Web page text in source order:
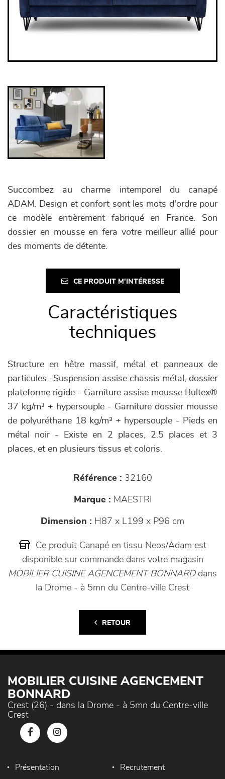
Succombez au charme intemporel du canapé
ADAM. Design et confort sont les mots d'ordre pour
ce modèle entièrement fabriqué en France. Son
dossier en mousse en fera votre meilleur allié pour
des moments de détente.
CE PRODUIT M'INTÉRESSE
Caractéristiques
techniques
Structure en hêtre massif, métal et panneaux de
particules -Suspension assise chassis métal, dossier
plateforme rigide - Garniture assise mousse Bultex®
37 kg/m³ + hypersouple - Garniture dossier mousse
de polyuréthane 18 kg/m³ + hypersouple - Pieds en
métal noir - Existe en 2 places, 2.5 places et 3
places, et en plusieurs tissus et coloris.
Référence : 32160
Marque : MAESTRI
Dimension : H87 x L199 x P96 cm
Ce produit Canapé en tissu Neos/Adam est
disponible sur commande dans votre magasin
MOBILIER CUISINE AGENCEMENT BONNARDdans
la Drome - à 5mn du Centre-ville Crest
RETOUR
MOBILIER CUISINE AGENCEMENT
BONNARD
Crest (26) - dans la Drome - à 5mn du Centre-ville
Crest
Présentation Recrutement